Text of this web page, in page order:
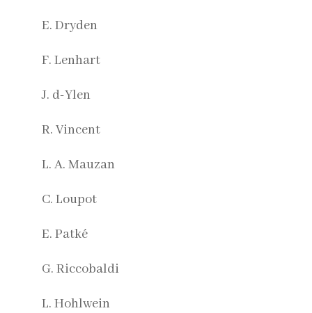
E. Dryden
F. Lenhart
J. d-Ylen
R. Vincent
L. A. Mauzan
C. Loupot
E. Patké
G. Riccobaldi
L. Hohlwein